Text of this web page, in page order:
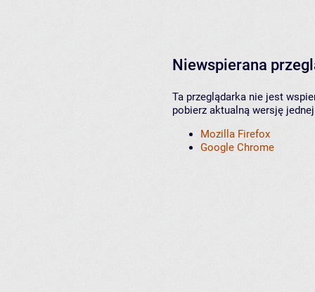
Niewspierana
Ta przeglądarka nie jest
pobierz aktualną wersję
Mozilla Firefox
Google Chrome